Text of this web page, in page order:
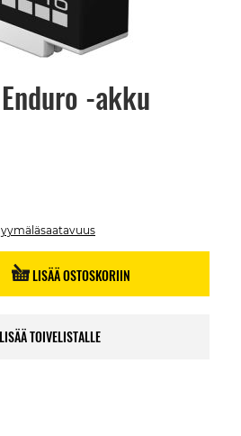
-akku
LISÄÄ OSTOSKORIIN
LISÄÄ TOIVELISTALLE